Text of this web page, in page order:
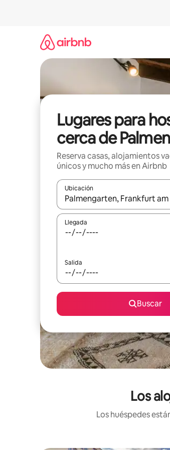
Lugares para
cerca de
Reserva casas, alojamientos
únicos y mucho más en Airbnb
Ubicación
Cuando los resultados estén
Llegada
Salida
Buscar
Los
Los huéspedes